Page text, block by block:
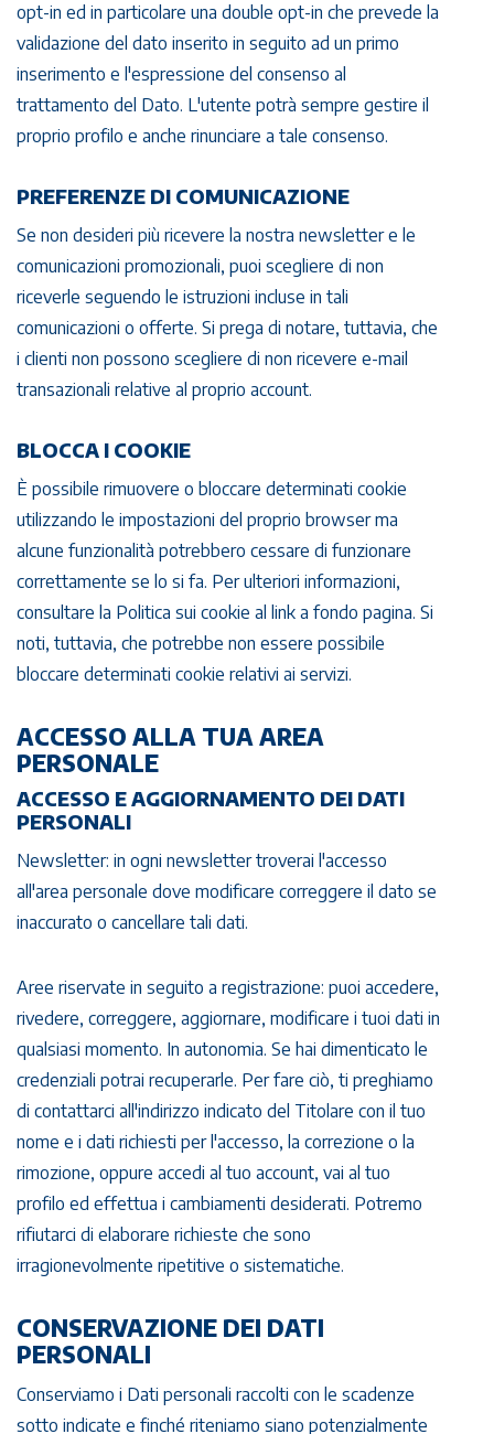
opt-in ed in particolare una double opt-in che prevede la
validazione del dato inserito in seguito ad un primo
inserimento e l'espressione del consenso al
trattamento del Dato. L'utente potrà sempre gestire il
proprio profilo e anche rinunciare a tale consenso.
PREFERENZE DI COMUNICAZIONE
Se non desideri più ricevere la nostra newsletter e le
comunicazioni promozionali, puoi scegliere di non
riceverle seguendo le istruzioni incluse in tali
comunicazioni o offerte. Si prega di notare, tuttavia, che
i clienti non possono scegliere di non ricevere e-mail
transazionali relative al proprio account.
BLOCCA I COOKIE
È possibile rimuovere o bloccare determinati cookie
utilizzando le impostazioni del proprio browser ma
alcune funzionalità potrebbero cessare di funzionare
correttamente se lo si fa. Per ulteriori informazioni,
consultare la Politica sui cookie al link a fondo pagina. Si
noti, tuttavia, che potrebbe non essere possibile
bloccare determinati cookie relativi ai servizi.
ACCESSO ALLA TUA AREA
PERSONALE
ACCESSO E AGGIORNAMENTO DEI DATI
PERSONALI
Newsletter: in ogni newsletter troverai l'accesso
all'area personale dove modificare correggere il dato se
inaccurato o cancellare tali dati.
Aree riservate in seguito a registrazione: puoi accedere,
rivedere, correggere, aggiornare, modificare i tuoi dati in
qualsiasi momento. In autonomia. Se hai dimenticato le
credenziali potrai recuperarle. Per fare ciò, ti preghiamo
di contattarci all'indirizzo indicato del Titolare con il tuo
nome e i dati richiesti per l'accesso, la correzione o la
rimozione, oppure accedi al tuo account, vai al tuo
profilo ed effettua i cambiamenti desiderati. Potremo
rifiutarci di elaborare richieste che sono
irragionevolmente ripetitive o sistematiche.
CONSERVAZIONE DEI DATI
PERSONALI
Conserviamo i Dati personali raccolti con le scadenze
sotto indicate e finché riteniamo siano potenzialmente